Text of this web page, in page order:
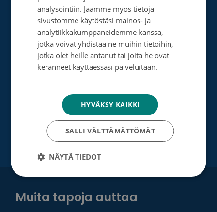
Perusta muistokeräys
Perusta oma keräyksesi
Perusta päivätyökeräys
Suurlahjoitus
Muita tapoja auttaa
analysointiin. Jaamme myös tietoja
sivustomme käytöstäsi mainos- ja
analytiikkakumppaneidemme kanssa,
jotka voivat yhdistää ne muihin tietoihin,
jotka olet heille antanut tai joita he ovat
keränneet käyttäessäsi palveluitaan.
HYVÄKSY KAIKKI
SALLI VÄLTTÄMÄTTÖMÄT
NÄYTÄ TIEDOT